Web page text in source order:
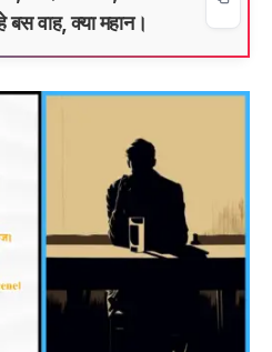
वाह, क्या महान।